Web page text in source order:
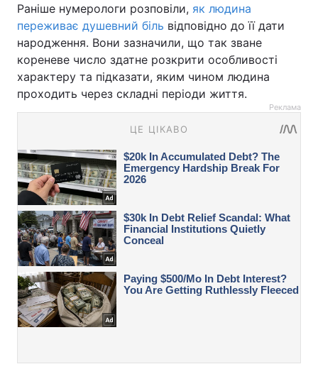
Раніше нумерологи розповіли, як людина
переживає душевний біль відповідно до її дати
народження. Вони зазначили, що так зване
кореневе число здатне розкрити особливості
характеру та підказати, яким чином людина
проходить через складні періоди життя.
Реклама